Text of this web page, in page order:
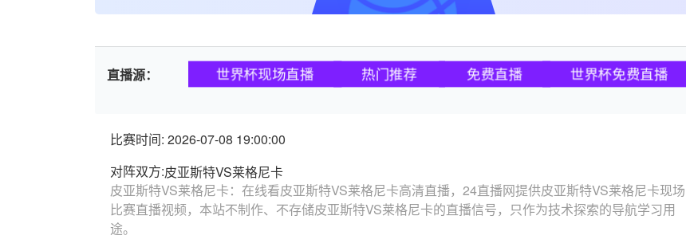
直播源： 世界杯现场直播 热门推荐 免费直播 世界杯免费直播
比赛时间: 2026-07-08 19:00:00
对阵双方:皮亚斯特VS莱格尼卡
皮亚斯特VS莱格尼卡：在线看皮亚斯特VS莱格尼卡高清直播，24直播网提供皮亚斯特VS莱格尼卡现场
比赛直播视频，本站不制作、不存储皮亚斯特VS莱格尼卡的直播信号，只作为技术探索的导航学习用
途。